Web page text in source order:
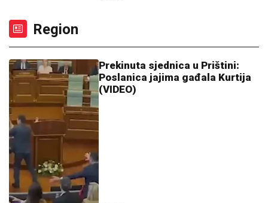
Region
Prekinuta sjednica u Prištini:
Poslanica jajima gađala Kurtija
(VIDEO)